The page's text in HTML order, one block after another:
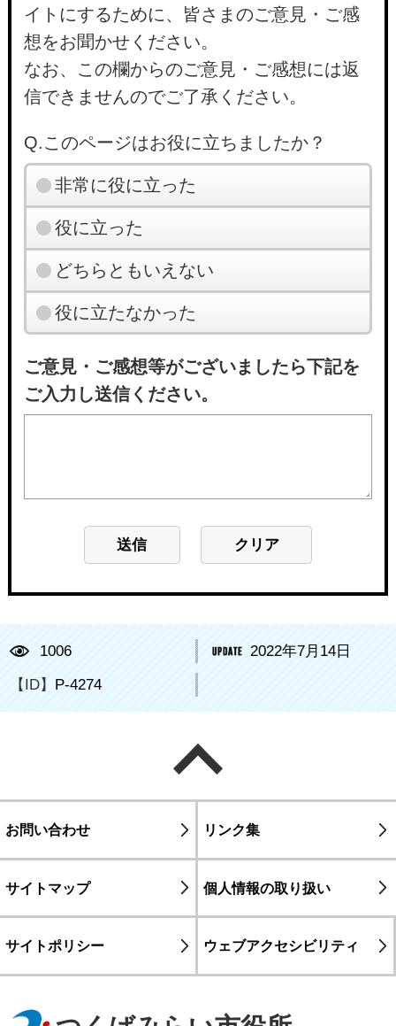
イトにするために、皆さまのご意見・ご感
想をお聞かせください。
なお、この欄からのご意見・ご感想には返
信できませんのでご了承ください。
Q.このページはお役に立ちましたか？
非常に役に立った
役に立った
どちらともいえない
役に立たなかった
ご意見・ご感想等がございましたら下記を
ご入力し送信ください。
1006 2022年7月14日
【ID】 P-4274
お問い合わせ リンク集
サイトマップ 個人情報の取り扱い
サイトポリシー ウェブアクセシビリティ